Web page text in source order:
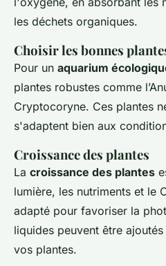
les déchets organiques.
Choisir les bonnes
Pour un aquarium
plantes robustes comme
Cryptocoryne. Ces plantes
s'adaptent bien aux
Croissance des plantes
La croissance des plantes
lumière, les nutriments et le
adapté pour favoriser la
liquides peuvent être
vos plantes.